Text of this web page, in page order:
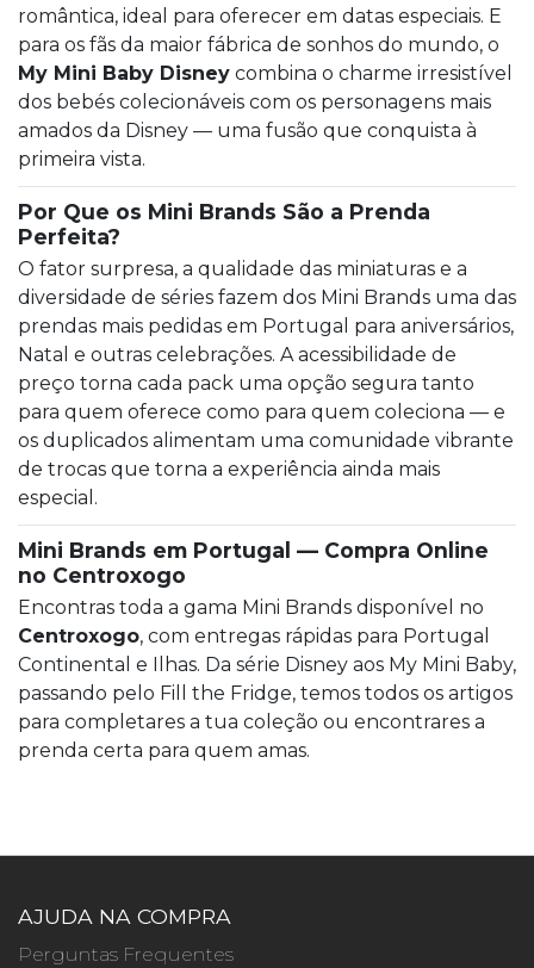
romântica, ideal para oferecer em datas especiais. E
para os fãs da maior fábrica de sonhos do mundo, o
My Mini Baby Disney combina o charme irresistível
dos bebés colecionáveis com os personagens mais
amados da Disney — uma fusão que conquista à
primeira vista.
Por Que os Mini Brands São a Prenda
Perfeita?
O fator surpresa, a qualidade das miniaturas e a
diversidade de séries fazem dos Mini Brands uma das
prendas mais pedidas em Portugal para aniversários,
Natal e outras celebrações. A acessibilidade de
preço torna cada pack uma opção segura tanto
para quem oferece como para quem coleciona — e
os duplicados alimentam uma comunidade vibrante
de trocas que torna a experiência ainda mais
especial.
Mini Brands em Portugal — Compra Online
no Centroxogo
Encontras toda a gama Mini Brands disponível no
Centroxogo, com entregas rápidas para Portugal
Continental e Ilhas. Da série Disney aos My Mini Baby,
passando pelo Fill the Fridge, temos todos os artigos
para completares a tua coleção ou encontrares a
prenda certa para quem amas.
AJUDA NA COMPRA
Perguntas Frequentes